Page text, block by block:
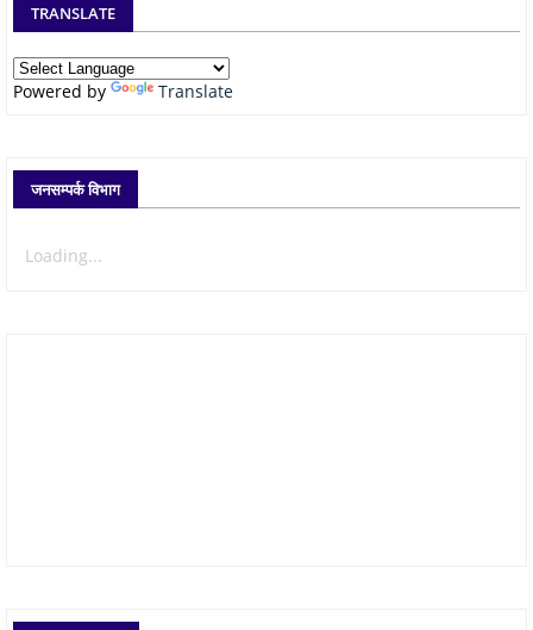
TRANSLATE
Powered by Translate
जनसम्पर्क विभाग
Loading...